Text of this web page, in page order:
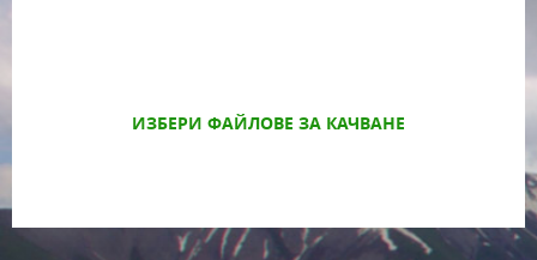
ИЗБЕРИ ФАЙЛОВЕ ЗА КАЧВАНЕ